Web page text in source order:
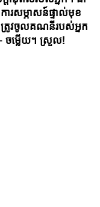
ារសម្ភាសន៍ផ្ទាល់មុខ
ត្រូវចូលគណនីរបស់អ្នក
ម្លើយ។ ស្រួល!